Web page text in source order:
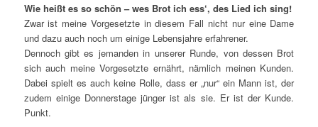
Wie heißt es so schön – wes Brot ich ess‘, des Lied ich sing!
Zwar ist meine Vorgesetzte in diesem Fall nicht nur eine Dame
und dazu auch noch um einige Lebensjahre erfahrener.
Dennoch gibt es jemanden in unserer Runde, von dessen Brot
sich auch meine Vorgesetzte ernährt, nämlich meinen Kunden.
Dabei spielt es auch keine Rolle, dass er „nur“ ein Mann ist, der
zudem einige Donnerstage jünger ist als sie. Er ist der Kunde.
Punkt.